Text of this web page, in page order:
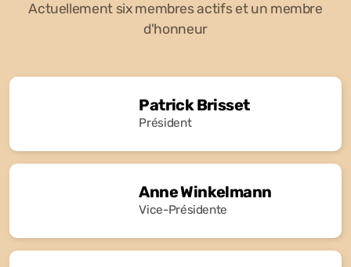
Actuellement six membres actifs et un membre
d'honneur
Patrick Brisset
Président
Anne Winkelmann
Vice-Présidente